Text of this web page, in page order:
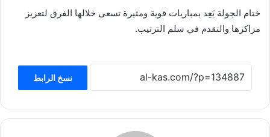
ختام الجولة يَعِد بمباريات قوية ومثيرة تسعى خلالها الفرق لتعزيز
مراكزها والتقدم في سلم الترتيب.
نسخ الرابط